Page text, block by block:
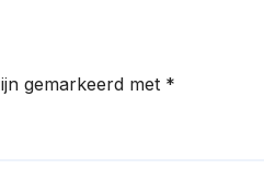
gemarkeerd met *